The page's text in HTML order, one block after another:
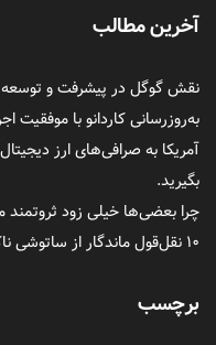
آخرین مطالب
نقش گوگل در پیشرفت و
به‌روزرسانی کاردانو با موفقیت
آمریکا به صرافی‌های ارز
بگیرید.
چرا بعضی‌ها خیلی زود
۱۰ نقل‌قول ماندگار از ساتوشی ناکاموتو
برچسب